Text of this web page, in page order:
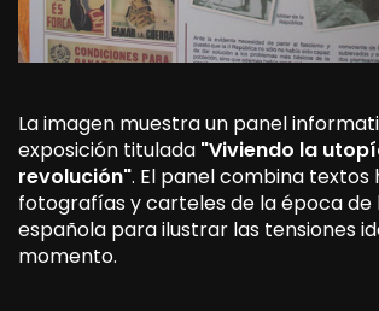
La imagen muestra un panel
exposición titulada "Viviendo la
revolución". El panel combina textos
fotografías y carteles de la época de
española para ilustrar las tensiones
momento.